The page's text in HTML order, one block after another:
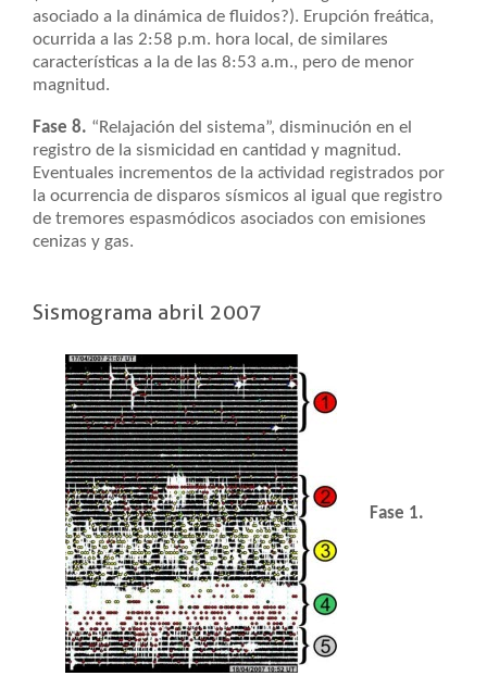
asociado a la dinámica de fluidos?). Erupción freática,
ocurrida a las 2:58 p.m. hora local, de similares
características a la de las 8:53 a.m., pero de menor
magnitud.
Fase 8. “Relajación del sistema”, disminución en el
registro de la sismicidad en cantidad y magnitud.
Eventuales incrementos de la actividad registrados por
la ocurrencia de disparos sísmicos al igual que registro
de tremores espasmódicos asociados con emisiones
cenizas y gas.
Sismograma abril 2007
Fase 1.